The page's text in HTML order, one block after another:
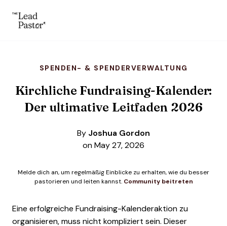
SPENDEN- & SPENDERVERWALTUNG
Kirchliche Fundraising-Kalender:
Der ultimative Leitfaden 2026
By Joshua Gordon
on May 27, 2026
Melde dich an, um regelmäßig Einblicke zu erhalten, wie du besser
pastorieren und leiten kannst.Community beitreten
Eine erfolgreiche Fundraising-Kalenderaktion zu
organisieren, muss nicht kompliziert sein. Dieser